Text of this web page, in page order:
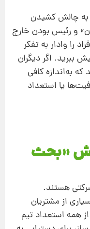
به چالش کشیدن
و رئیس بودن خارج
را وادار به تفکر
ببرید. اگر دیگران
به‌اندازه ‌کافی
یا استعداد
«بحث
هستند.
از مشتریان
از همه استعداد‌ تیم